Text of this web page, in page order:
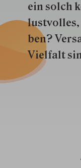
ein solch
ben?
Vielfalt